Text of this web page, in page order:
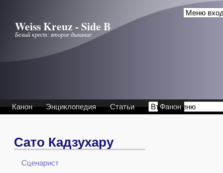
Weiss Kreuz - Side B
Белый крест: второе дыхание
Канон Энциклопедия Статьи Фанон
Сато Кадзухару
Сценарист